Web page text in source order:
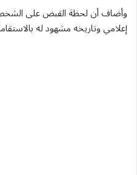
وأضاف أن لحظة القبض على
إعلامي وتاريخه مشهود له